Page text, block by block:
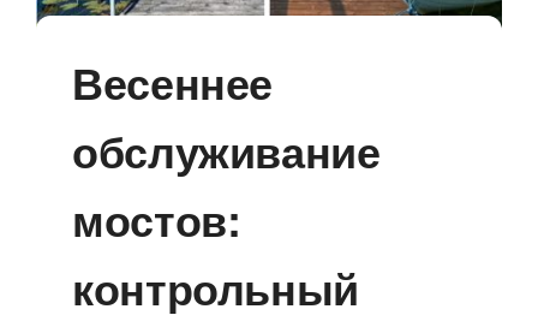
Свяжитесь С
Русский
Весеннее
обслуживание
мостов:
контрольный